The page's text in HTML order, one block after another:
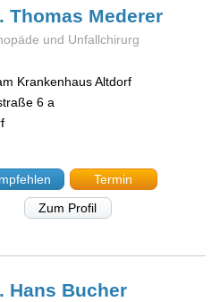
Thomas Mederer
und Unfallchirurg
Krankenhaus Altdorf
6 a
Termin
Zum Profil
Hans Bucher